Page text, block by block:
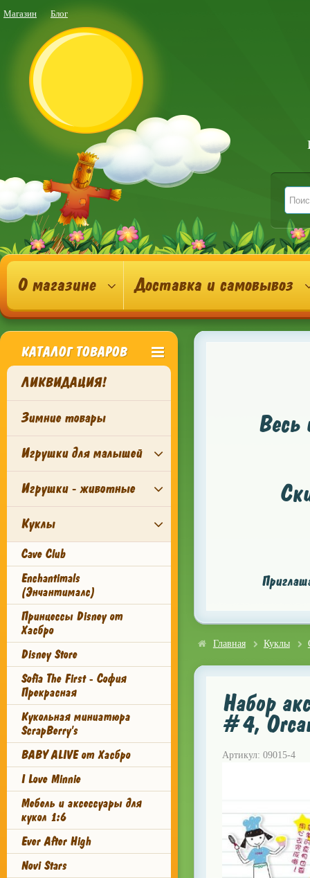
Магазин Блог
О магазине Доставка и самовывоз
КАТАЛОГ ТОВАРОВ
ЛИКВИДАЦИЯ!
Зимние товары
Игрушки для малышей
Игрушки - животные
Куклы
Cave Club
Enchantimals
(Энчантималс)
Принцессы Disney от
Хасбро
Disney Store
Sofia The First - София
Прекрасная
Кукольная миниатюра
ScrapBerry's
BABY ALIVE от Хасбро
I Love Minnie
Мебель и аксессуары для
кукол 1:6
Ever After High
Novi Stars
Весь
Главная Куклы
Набор
#4,
Артикул: 09015-4